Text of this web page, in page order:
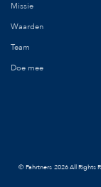
Missie
Waarden
Team
Doe mee
© Pahrtners 2026 All Rights